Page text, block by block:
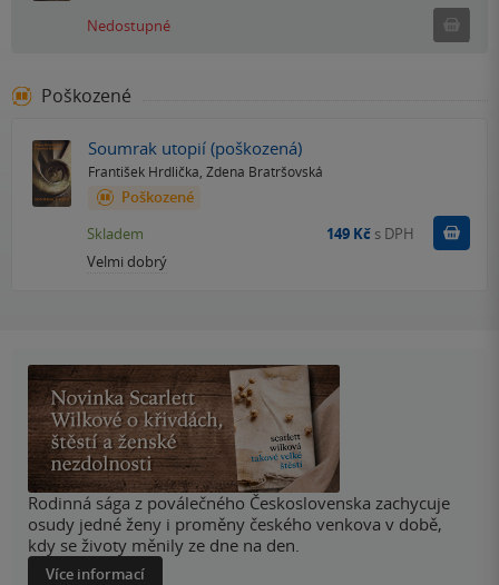
Nedostupné
Poškozené
Soumrak utopií (poškozená)
František Hrdlička Zdena Bratršovská
Poškozené
Velmi dobrý
Skladem 149 Kč s DPH
Rodinná sága z poválečného Československa zachycuje
osudy jedné ženy i proměny českého venkova v době,
kdy se životy měnily ze dne na den.
Více informací